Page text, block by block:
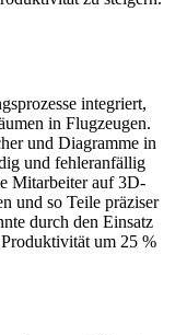
integriert,
in Flugzeugen.
und Diagramme in
und fehleranfällig
Mitarbeiter auf 3D-
und so Teile präziser
durch den Einsatz
um 25 %